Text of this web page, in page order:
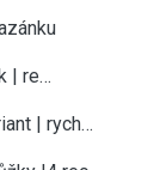
| re…
| rych…